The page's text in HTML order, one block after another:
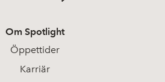
Om Spotlight
Öppettider
Karriär